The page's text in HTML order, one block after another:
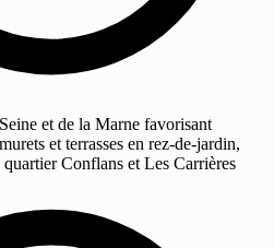
et de la Marne favorisant
et terrasses en rez-de-jardin,
Conflans et Les Carrières